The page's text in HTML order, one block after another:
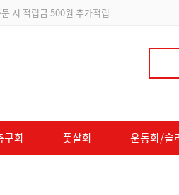
시 적립금 500원 추가적립
구화 풋살화 운동화/슬